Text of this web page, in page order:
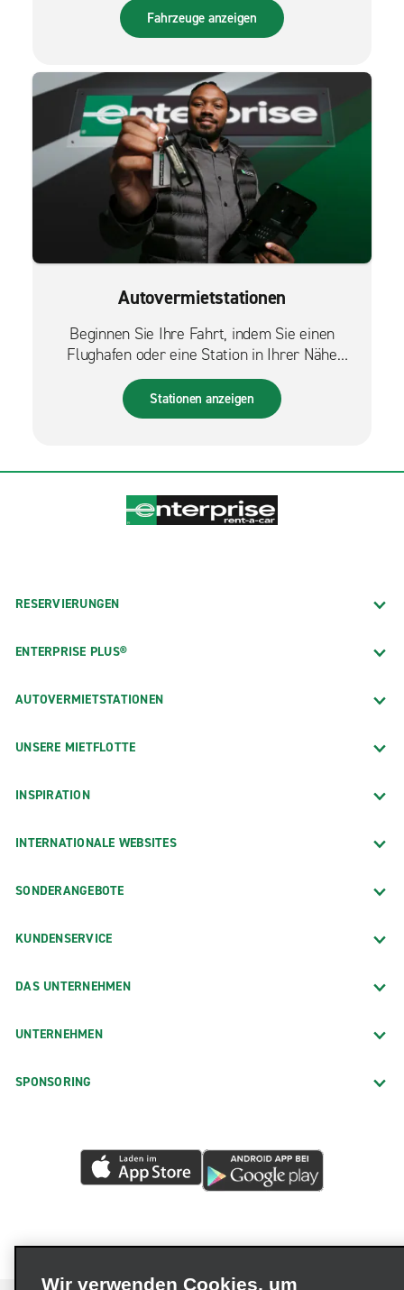
Fahrzeuge anzeigen
Autovermietstationen
Beginnen Sie Ihre Fahrt, indem Sie einen
Flughafen oder eine Station in Ihrer Nähe
finden.
Stationen anzeigen
RESERVIERUNGEN
ENTERPRISE PLUS®
AUTOVERMIETSTATIONEN
UNSERE MIETFLOTTE
INSPIRATION
INTERNATIONALE WEBSITES
SONDERANGEBOTE
KUNDENSERVICE
DAS UNTERNEHMEN
UNTERNEHMEN
SPONSORING
Wir verwenden Cookies, um